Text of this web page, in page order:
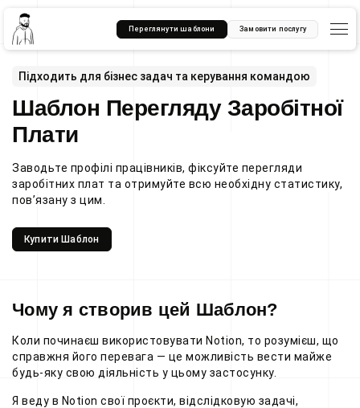
Переглянути шаблони Замовити послугу
Підходить для бізнес задач та керування командою
Шаблон Перегляду Заробітної
Плати
Заводьте профілі працівників, фіксуйте перегляди
заробітних плат та отримуйте всю необхідну статистику,
пов’язану з цим.
Купити Шаблон
Чому я створив цей Шаблон?
Коли починаєш використовувати Notion, то розумієш, що
справжня його перевага — це можливість вести майже
будь-яку свою діяльність у цьому застосунку.
Я веду в Notion свої проєкти, відслідковую задачі,